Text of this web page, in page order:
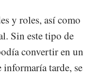
y roles, así como
Sin este tipo de
convertir en un
informaría tarde, se